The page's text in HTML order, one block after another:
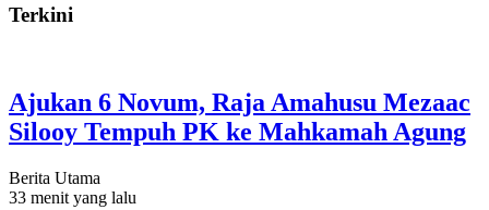
Terkini
Ajukan 6 Novum, Raja Amahusu Mezaac
Silooy Tempuh PK ke Mahkamah Agung
Berita Utama
33 menit yang lalu